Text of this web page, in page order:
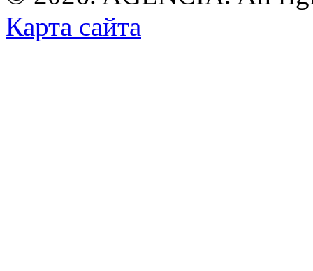
Карта сайта